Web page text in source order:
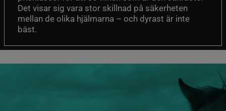
Det visar sig vara stor skillnad på säkerheten
mellan de olika hjälmarna – och dyrast är inte
bäst.